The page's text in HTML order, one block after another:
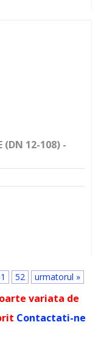
(DN 12-108) -
52 urmatorul »
variata de
Contactati-ne